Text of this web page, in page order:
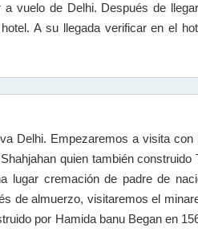
vuelo de Delhi. Después de
A su llegada verificar en el
Delhi. Empezaremos a visita con
quien también construido
lugar cremación de padre de
de almuerzo, visitaremos el
por Hamida banu Began en